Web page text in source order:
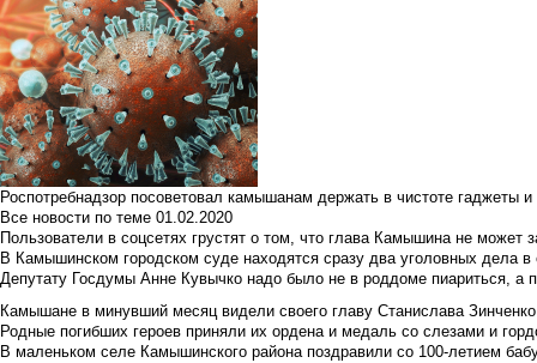
Роспотребнадзор посоветовал камышанам держать в чистоте гаджеты
Все новости по теме 01.02.2020
Пользователи в соцсетях грустят о том, что глава Камышина не может
В Камышинском городском суде находятся сразу два уголовных дела
Депутату Госдумы Анне Кувычко надо было не в роддоме пиариться, а
Камышане в минувший месяц видели своего главу Станислава Зинченко
Родные погибших героев приняли их ордена и медаль со слезами и
В маленьком селе Камышинского района поздравили со 100-летием